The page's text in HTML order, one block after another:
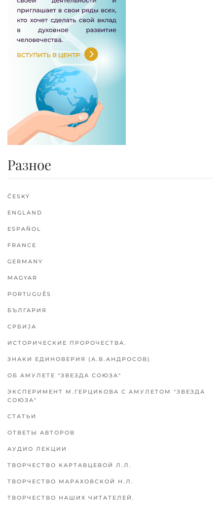
Разное
ČESKÝ
ENGLAND
ESPAÑOL
FRANCE
GERMANY
MAGYAR
PORTUGUÊS
БЪЛГАРИЯ
СРБИЈА
ИСТОРИЧЕСКИЕ ПРОРОЧЕСТВА.
ЗНАКИ ЕДИНОВЕРИЯ (А.В.АНДРОСОВ)
ОБ АМУЛЕТЕ "ЗВЕЗДА СОЮЗА"
ЭКСПЕРИМЕНТ М.ГЕРЦИКОВА С АМУЛЕТОМ "ЗВЕЗДА
СОЮЗА"
СТАТЬИ
ОТВЕТЫ АВТОРОВ
АУДИО ЛЕКЦИИ
ТВОРЧЕСТВО КАРТАВЦЕВОЙ Л.Л.
ТВОРЧЕСТВО МАРАХОВСКОЙ Н.Л.
ТВОРЧЕСТВО НАШИХ ЧИТАТЕЛЕЙ.